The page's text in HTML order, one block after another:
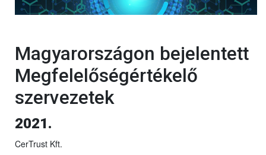
Magyarországon bejelentett
Megfelelőségértékelő
szervezetek
2021.
CerTrust Kft.